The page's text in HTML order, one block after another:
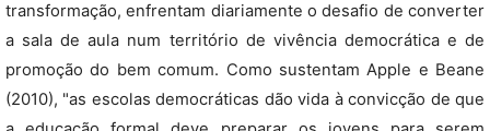
transformação, enfrentam diariamente o desafio de converter
a sala de aula num território de vivência democrática e de
promoção do bem comum. Como sustentam Apple e Beane
(2010), "as escolas democráticas dão vida à convicção de que